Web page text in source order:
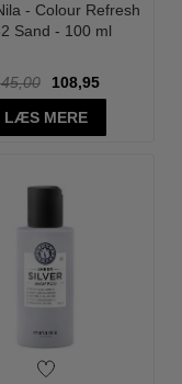
- Colour Refresh
Sand - 100 ml
108,95
LÆS MERE